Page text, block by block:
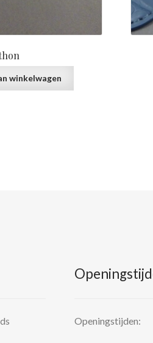
winkelwagen
Openingstijden: